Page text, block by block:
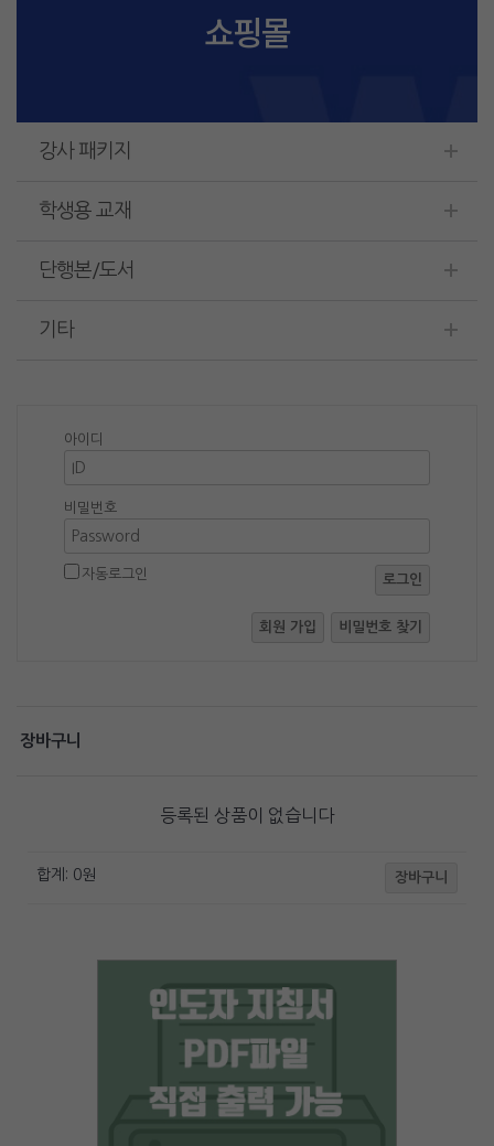
쇼핑몰
강사 패키지
학생용 교재
단행본/도서
기타
아이디
비밀번호
자동로그인 로그인
회원 가입 비밀번호 찾기
장바구니
등록된 상품이 없습니다
합계: 0원 장바구니